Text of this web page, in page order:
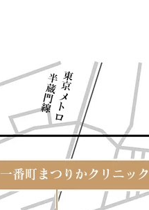
​一番町まつりかクリニック
​一番町まつりかクリニック
東京メトロ
​半蔵門線